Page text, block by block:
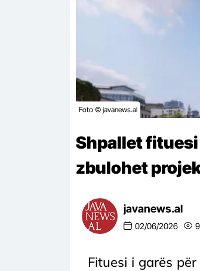
Foto © javanews.al
Shpallet
zbulohet
javanews.al
02/06/2026
Fituesi i garës